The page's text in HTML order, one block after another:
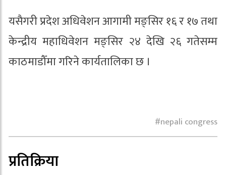
यसैगरी प्रदेश अधिवेशन आगामी मङ्सिर १६ र १७ तथा
केन्द्रीय महाधिवेशन मङ्सिर २४ देखि २६ गतेसम्म
काठमाडौँमा गरिने कार्यतालिका छ ।
nepali congress
प्रतिक्रिया